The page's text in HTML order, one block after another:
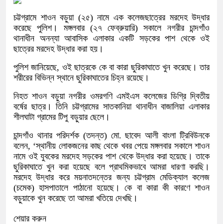
চট্টগ্রামে শাওন বড়ুয়া (২৫) নামে এক কলেজছাত্রের মরদেহ উদ্ধার
করেছে পুলিশ। মঙ্গলবার (২৭ ফেব্রুয়ারি) সকালে নগরীর চান্দগাঁও
থানাধীন অনন্যা আবাসিক এলাকার একটি সড়কের পাশ থেকে ওই
ছাত্রের মরদেহ উদ্ধার করা হয়।
পুলিশ জানিয়েছে, ওই ছাত্রকে কে বা কারা ছুরিকাঘাতে খুন করেছে। তার
শরীরের বিভিন্ন স্থানে ছুরিকাঘাতের চিহ্ন রয়েছে।
নিহত শাওন বড়ুয়া নগরীর ওমরগণি এমইএস কলেজের ডিগ্রি দ্বিতীয়
বর্ষের ছাত্র। তিনি চট্টগ্রামের সাতকানিয়া থানাধীন বাজালিয়া এলাকার
শীলঘাটা গ্রামের টিপু বড়ুয়ার ছেলে।
চান্দগাঁও থানার পরিদর্শক (তদন্ত) মো. ছাবেদ আলী বাংলা ট্রিবিউনকে
বলেন, ‘স্থানীয় লোকজনের কাছ থেকে খবর পেয়ে মঙ্গলবার সকালে শাওন
নামে ওই যুবকের মরদেহ সড়কের পাশ থেকে উদ্ধার করা হয়েছে। তাকে
ছুরিকাঘাতে খুন করা হয়েছে বলে প্রাথমিকভাবে আমরা ধারণা করছি।
মরদেহ উদ্ধার করে ময়নাতদন্তের জন্য চট্টগ্রাম মেডিক্যাল কলেজ
(চমেক) হাসপাতালে পাঠানো হয়েছে। কে বা কারা কী কারণে শাওন
বড়ুয়াকে খুন করেছে তা আমরা খতিয়ে দেখছি।
শেয়ার করুন